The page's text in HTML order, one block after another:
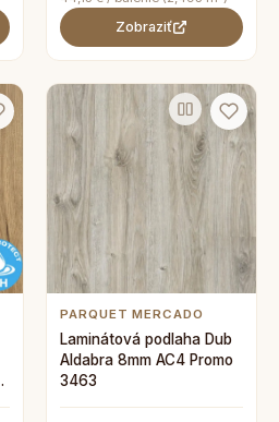
Zobraziť
PARQUET MERCADO
Laminátová podlaha Dub
Aldabra 8mm AC4 Promo
3463